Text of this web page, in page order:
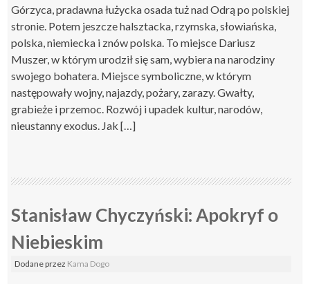
Górzyca, pradawna łużycka osada tuż nad Odrą po polskiej
stronie. Potem jeszcze halsztacka, rzymska, słowiańska,
polska, niemiecka i znów polska. To miejsce Dariusz
Muszer, w którym urodził się sam, wybiera na narodziny
swojego bohatera. Miejsce symboliczne, w którym
następowały wojny, najazdy, pożary, zarazy. Gwałty,
grabieże i przemoc. Rozwój i upadek kultur, narodów,
nieustanny exodus. Jak […]
Stanisław Chyczyński: Apokryf o
Niebieskim
Dodaneprzez Kama Dogo